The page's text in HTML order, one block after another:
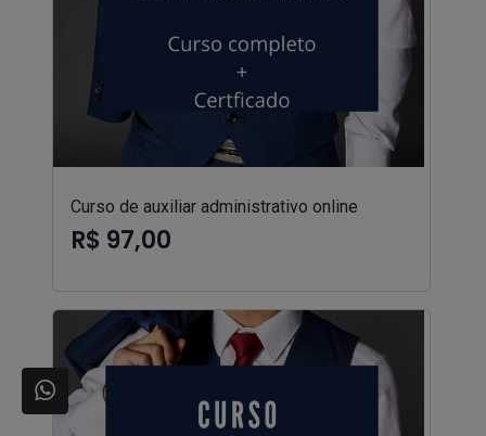
Curso de auxiliar administrativo online
R$ 97,00